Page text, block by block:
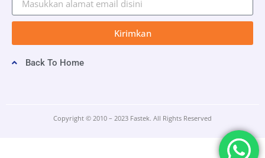
Kirimkan
Back To Home
Copyright © 2010 – 2023 Fastek. All Rights Reserved